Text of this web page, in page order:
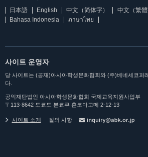
日本語 English 中文（简体字） 中文（繁體
Bahasa Indonesia
ภาษาไทย
사이트 운영자
당 사이트는 (공재)아시아학생문화협회와 (주)베네세코퍼
다.
공익재단법인 아시아학생문화협회 국제교육지원사업부
〒113-8642 도쿄도 분쿄쿠 혼코마고메 2-12-13
사이트 소개 질의 사항